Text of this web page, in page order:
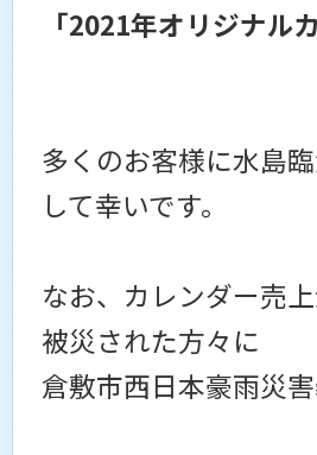
「2021年オリジナル
多くのお客様に水島
して幸いです。
なお、カレンダー売
被災された方々に
倉敷市西日本豪雨災